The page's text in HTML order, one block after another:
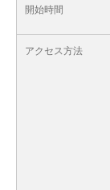
開始時間
アクセス方法